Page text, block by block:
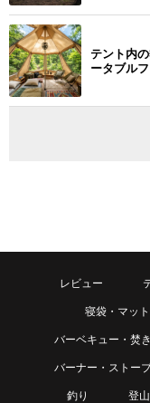
テント内
ータブル
レビュー
寝袋・マッ
バーベキュー・焚
バーナー・ストー
釣り 登山